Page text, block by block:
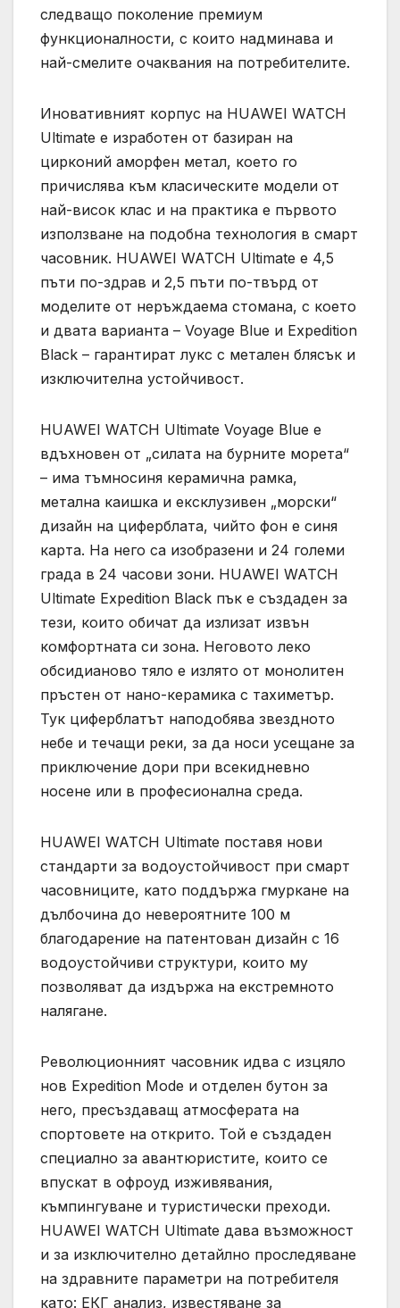
следващо поколение премиум
функционалности, с които надминава и
най-смелите очаквания на потребителите.
Иновативният корпус на HUAWEI WATCH
Ultimate е изработен от базиран на
цирконий аморфен метал, което го
причислява към класическите модели от
най-висок клас и на практика е първото
използване на подобна технология в смарт
часовник. HUAWEI WATCH Ultimate е 4,5
пъти по-здрав и 2,5 пъти по-твърд от
моделите от неръждаема стомана, с което
и двата варианта – Voyage Blue и Expedition
Black – гарантират лукс с метален блясък и
изключителна устойчивост.
HUAWEI WATCH Ultimate Voyage Blue е
вдъхновен от „силата на бурните морета“
– има тъмносиня керамична рамка,
метална каишка и ексклузивен „морски“
дизайн на циферблата, чийто фон е синя
карта. На него са изобразени и 24 големи
града в 24 часови зони. HUAWEI WATCH
Ultimate Expedition Black пък е създаден за
тези, които обичат да излизат извън
комфортната си зона. Неговото леко
обсидианово тяло е излято от монолитен
пръстен от нано-керамика с тахиметър.
Тук циферблатът наподобява звездното
небе и течащи реки, за да носи усещане за
приключение дори при всекидневно
носене или в професионална среда.
HUAWEI WATCH Ultimate поставя нови
стандарти за водоустойчивост при смарт
часовниците, като поддържа гмуркане на
дълбочина до невероятните 100 м
благодарение на патентован дизайн с 16
водоустойчиви структури, които му
позволяват да издържа на екстремното
налягане.
Революционният часовник идва с изцяло
нов Expedition Mode и отделен бутон за
него, пресъздаващ атмосферата на
спортовете на открито. Той е създаден
специално за авантюристите, които се
впускат в офроуд изживявания,
къмпингуване и туристически преходи.
HUAWEI WATCH Ultimate дава възможност
и за изключително детайлно проследяване
на здравните параметри на потребителя
като: ЕКГ анализ, известяване за